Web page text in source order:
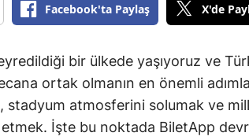
Facebook'ta Paylaş X'de
bir ülkede yaşıyoruz ve
ortak olmanın en önemli
atmosferini solumak ve milli
etmek. İşte bu noktada BiletApp